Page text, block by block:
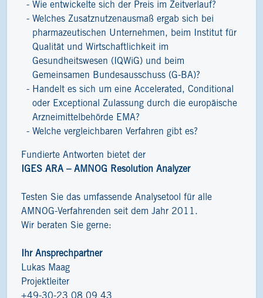
Wie entwickelte sich der Preis im Zeitverlauf?
Welches Zusatznutzenausmaß ergab sich bei
pharmazeutischen Unternehmen, beim Institut für
Qualität und Wirtschaftlichkeit im
Gesundheitswesen (IQWiG) und beim
Gemeinsamen Bundesausschuss (G-BA)?
Handelt es sich um eine Accelerated, Conditional
oder Exceptional Zulassung durch die europäische
Arzneimittelbehörde EMA?
Welche vergleichbaren Verfahren gibt es?
Fundierte Antworten bietet der
IGES ARA – AMNOG Resolution Analyzer
Testen Sie das umfassende Analysetool für alle
AMNOG-Verfahrenden seit dem Jahr 2011.
Wir beraten Sie gerne:
Ihr Ansprechpartner
Lukas Maag
Projektleiter
+49-30-23 08 09 43